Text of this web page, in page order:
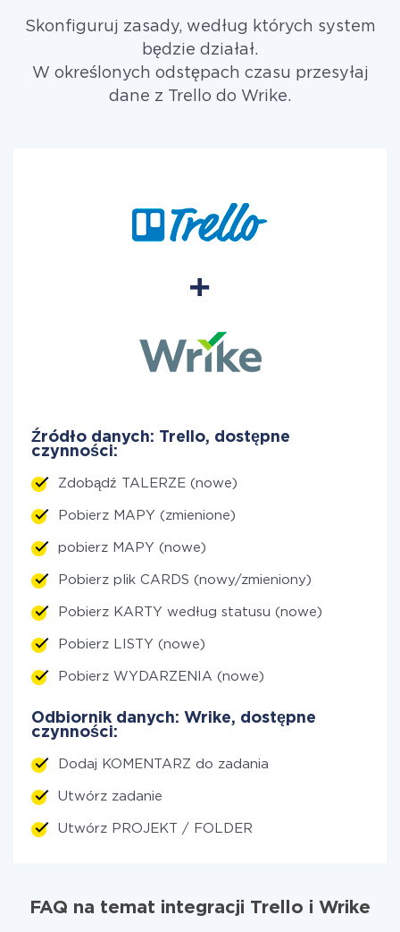
Skonfiguruj zasady, według których system
będzie działał.
W określonych odstępach czasu przesyłaj
dane z Trello do Wrike.
Źródło danych: Trello, dostępne
czynności:
Zdobądź TALERZE (nowe)
Pobierz MAPY (zmienione)
pobierz MAPY (nowe)
Pobierz plik CARDS (nowy/zmieniony)
Pobierz KARTY według statusu (nowe)
Pobierz LISTY (nowe)
Pobierz WYDARZENIA (nowe)
Odbiornik danych: Wrike, dostępne
czynności:
Dodaj KOMENTARZ do zadania
Utwórz zadanie
Utwórz PROJEKT / FOLDER
FAQ na temat integracji Trello i Wrike